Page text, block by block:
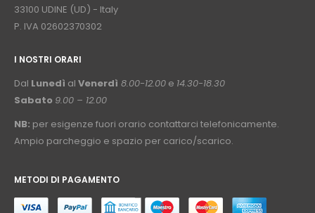
33100 UDINE (UD) - Italy
P. IVA 02602370302
I NOSTRI ORARI
Dal Lunedì al Venerdì 8.00-12.00 e 14.30-18.30
Sabato 9.00 – 12.00
NB: per esigenze fuori orario contattarci telefonicamente.
Ampio parcheggio e spazio per carico/scarico.
METODI DI PAGAMENTO